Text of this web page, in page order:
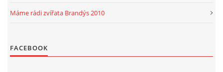
Máme rádi zvířata Brandýs 2010
FACEBOOK